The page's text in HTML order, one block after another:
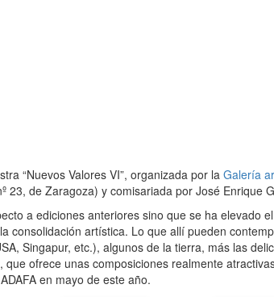
“Nuevos Valores VI”, organizada por la Galería
23, de Zaragoza) y comisariada por José Enrique
a ediciones anteriores sino que se ha elevado
consolidación artística. Lo que allí pueden
Singapur, etc.), algunos de la tierra, más las
ofrece unas composiciones realmente
en mayo de este año.